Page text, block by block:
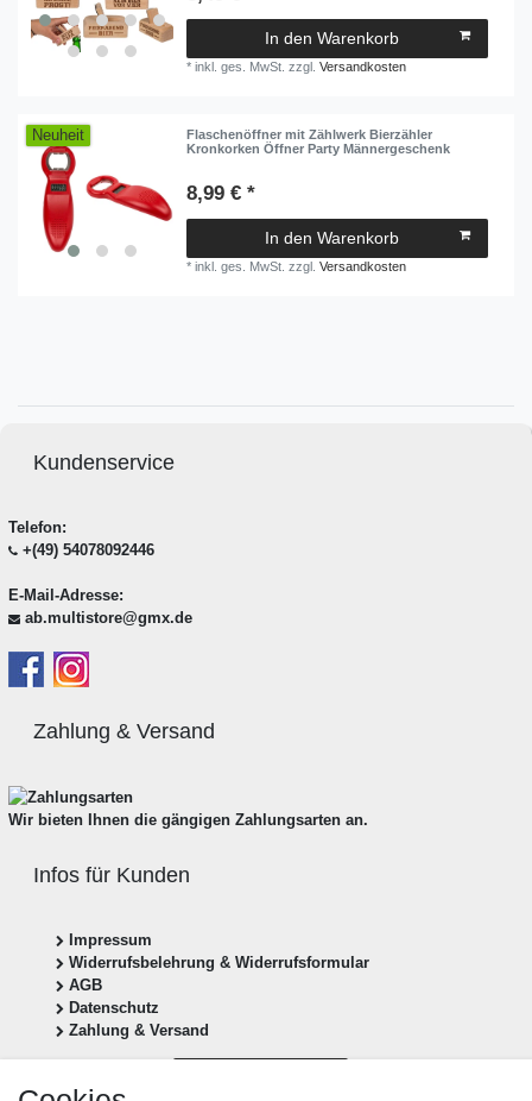
In den Warenkorb
*inkl. ges. MwSt. zzgl.Versandkosten
Neuheit
Flaschenöffner mit Zählwerk Bierzähler
Kronkorken Öffner Party Männergeschenk
8,99 € *
In den Warenkorb
*inkl. ges. MwSt. zzgl.Versandkosten
Kundenservice
Telefon:
+(49) 54078092446
E-Mail-Adresse:
ab.multistore@gmx.de
Zahlung & Versand
Wir bieten Ihnen die gängigen Zahlungsarten an.
Infos für Kunden
Impressum
Widerrufsbelehrung & Widerrufsformular
AGB
Datenschutz
Zahlung & Versand